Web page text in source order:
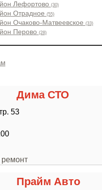
Лефортово (30)
Отрадное (55)
Очаково-Матвеевское (33)
Перово (28)
Дима СТО
53
ремонт
Прайм Авто